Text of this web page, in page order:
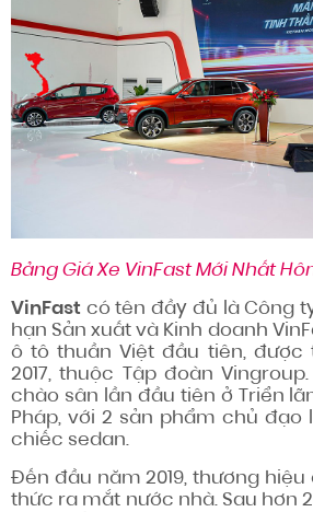
Bảng Giá Xe VinFast Mới Nhất
VinFast có tên đầy đủ là Công
hạn Sản xuất và Kinh doanh
ô tô thuần Việt đầu tiên, được
2017, thuộc Tập đoàn
chào sân lần đầu tiên ở Triển
Pháp, với 2 sản phẩm chủ đạo
chiếc sedan.
Đến đầu năm 2019, thương
thức ra mắt nước nhà. Sau hơn